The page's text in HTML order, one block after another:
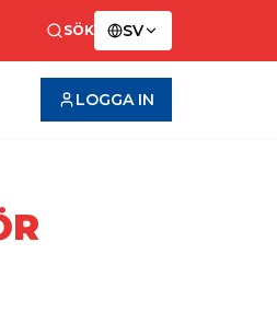
SÖK SV
LOGGA IN